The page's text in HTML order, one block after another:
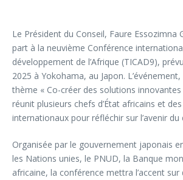
Le Président du Conseil, Faure Essozimna
part à la neuvième Conférence
développement de l’Afrique (TICAD9),
2025 à Yokohama, au Japon.
thème « Co-créer des solutions innovantes
réunit plusieurs chefs d’État africains et
internationaux pour réfléchir sur l’avenir du
Organisée par le gouvernement japonais
les Nations unies, le PNUD, la Banque
africaine, la conférence mettra l’accent